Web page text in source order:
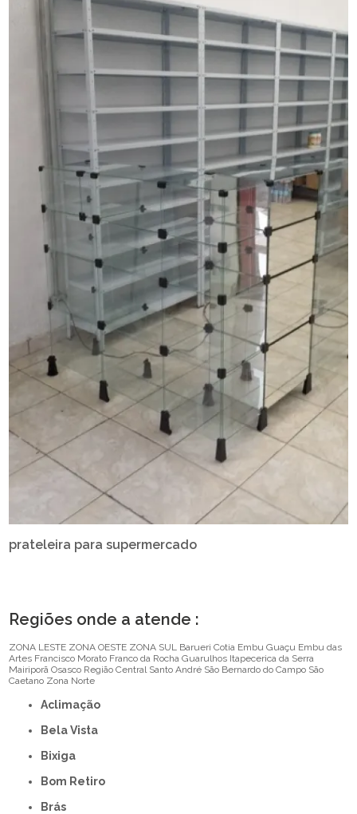
prateleira para supermercado
Regiões onde a atende :
ZONA LESTE ZONA OESTE ZONA SUL Barueri Cotia Embu Guaçu Embu das
Artes Francisco Morato Franco da Rocha Guarulhos Itapecerica da Serra
Mairiporã Osasco Região Central Santo André São Bernardo do Campo São
Caetano Zona Norte
Aclimação
Bela Vista
Bixiga
Bom Retiro
Brás